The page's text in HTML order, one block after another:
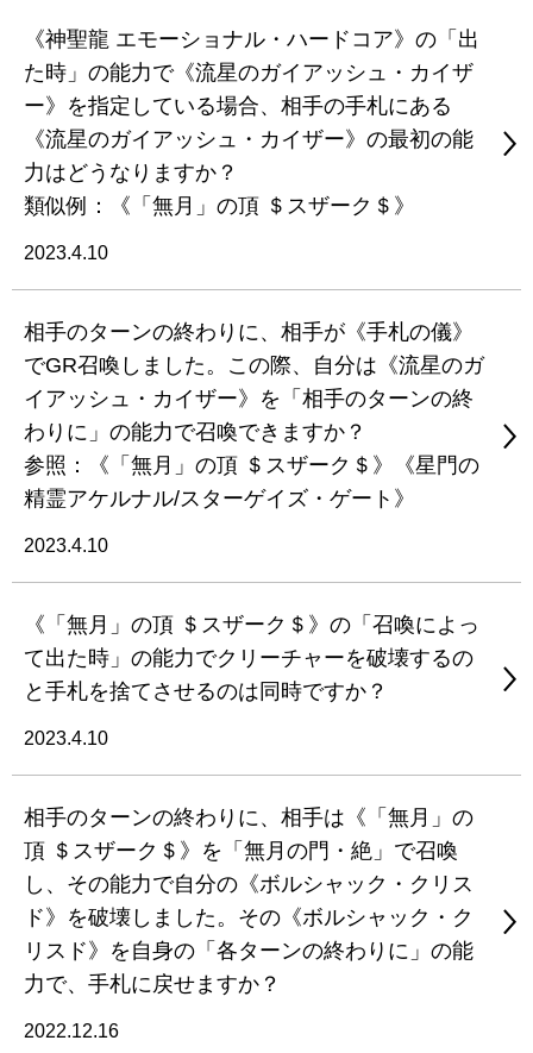
《神聖龍 エモーショナル・ハードコア》の「出
た時」の能力で《流星のガイアッシュ・カイザ
ー》を指定している場合、相手の手札にある
《流星のガイアッシュ・カイザー》の最初の能
力はどうなりますか？
類似例：《「無月」の頂 ＄スザーク＄》
2023.4.10
相手のターンの終わりに、相手が《手札の儀》
でGR召喚しました。この際、自分は《流星のガ
イアッシュ・カイザー》を「相手のターンの終
わりに」の能力で召喚できますか？
参照：《「無月」の頂 ＄スザーク＄》《星門の
精霊アケルナル/スターゲイズ・ゲート》
2023.4.10
《「無月」の頂 ＄スザーク＄》の「召喚によっ
て出た時」の能力でクリーチャーを破壊するの
と手札を捨てさせるのは同時ですか？
2023.4.10
相手のターンの終わりに、相手は《「無月」の
頂 ＄スザーク＄》を「無月の門・絶」で召喚
し、その能力で自分の《ボルシャック・クリス
ド》を破壊しました。その《ボルシャック・ク
リスド》を自身の「各ターンの終わりに」の能
力で、手札に戻せますか？
2022.12.16